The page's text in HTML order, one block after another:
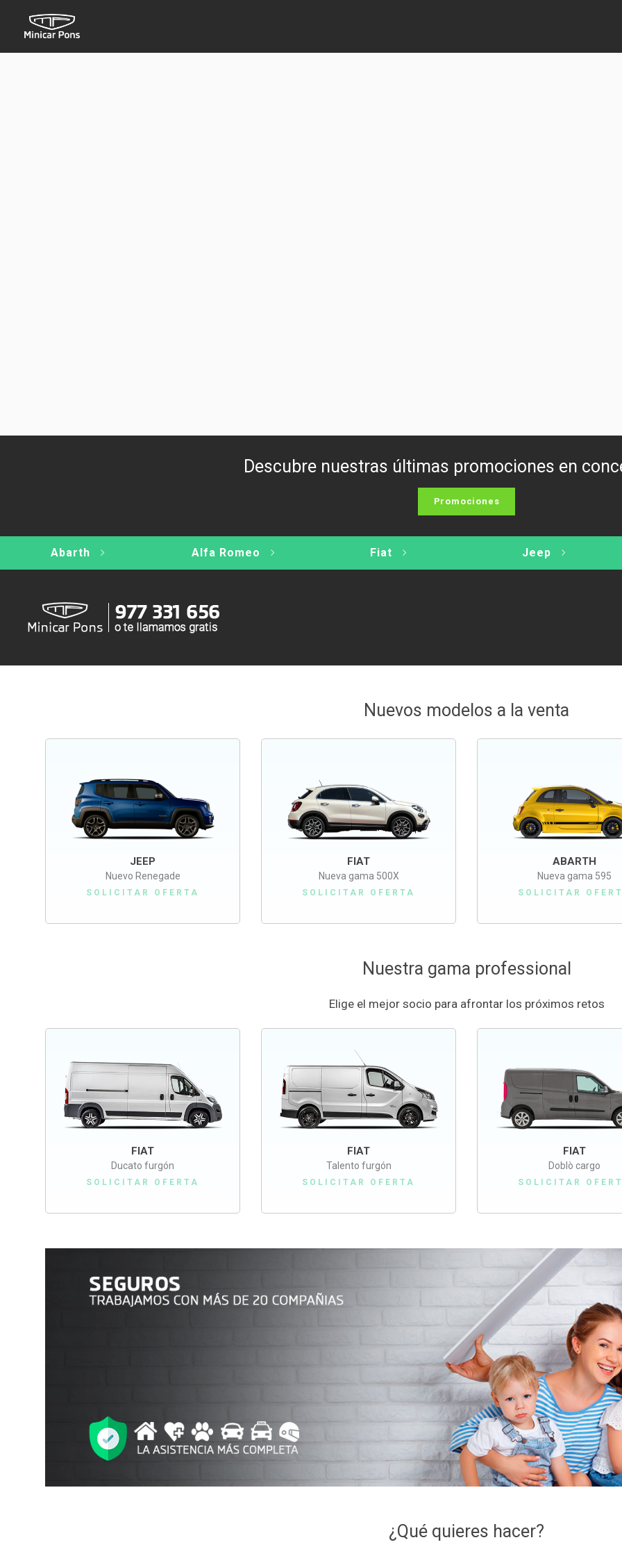
Descubre nuestras últimas promociones en
Promociones
Abarth Alfa Romeo Fiat Jeep
Nuevos modelos a la venta
JEEP
Nuevo Renegade
SOLICITAR OFERTA
FIAT
Nueva gama 500X
SOLICITAR OFERTA
ABARTH
Nueva gama 595
SOLICITAR
Nuestra gama professional
Elige el mejor socio para afrontar los próximos retos
FIAT
Ducato furgón
SOLICITAR OFERTA
FIAT
Talento furgón
SOLICITAR OFERTA
FIAT
Doblò cargo
SOLICITAR
¿Qué quieres hacer?